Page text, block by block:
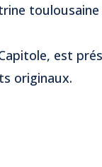
toulousaine
est
originaux.